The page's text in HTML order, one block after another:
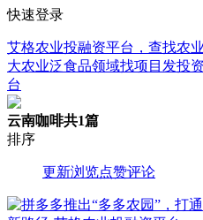
快速登录
艾格农业投融资平台，查找农
大农业泛食品领域找项目发投
台
云南咖啡共1篇
排序
更新浏览点赞评论